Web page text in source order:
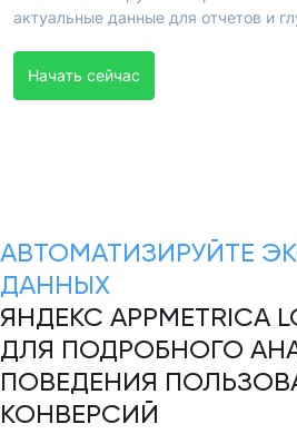
актуальные данные для отчетов и
Начать сейчас
АВТОМАТИЗИРУЙТЕ
ДАННЫХ
ЯНДЕКС APPMETRICA
ДЛЯ ПОДРОБНОГО
ПОВЕДЕНИЯ
КОНВЕРСИЙ